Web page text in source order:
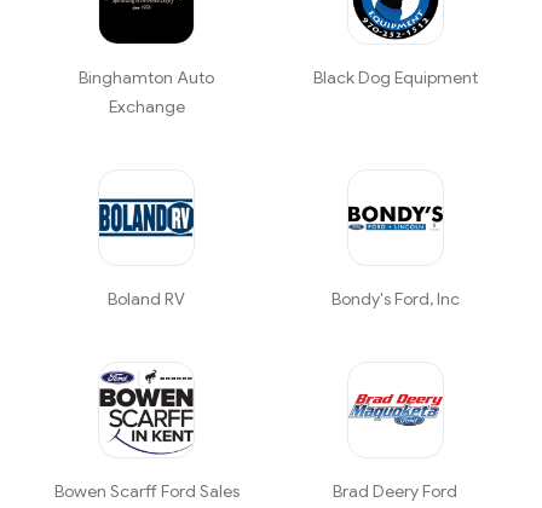
Binghamton Auto
Exchange
Black Dog Equipment
Boland RV Bondy's Ford, Inc
Bowen Scarff Ford Sales
Brad Deery Ford